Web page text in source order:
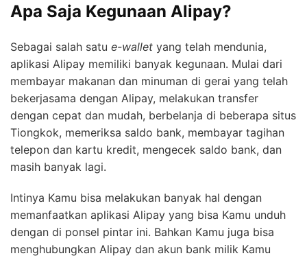
Apa Saja Kegunaan Alipay?
Sebagai salah satu e-wallet yang telah mendunia,
aplikasi Alipay memiliki banyak kegunaan. Mulai dari
membayar makanan dan minuman di gerai yang telah
bekerjasama dengan Alipay, melakukan transfer
dengan cepat dan mudah, berbelanja di beberapa situs
Tiongkok, memeriksa saldo bank, membayar tagihan
telepon dan kartu kredit, mengecek saldo bank, dan
masih banyak lagi.
Intinya Kamu bisa melakukan banyak hal dengan
memanfaatkan aplikasi Alipay yang bisa Kamu unduh
dengan di ponsel pintar ini. Bahkan Kamu juga bisa
menghubungkan Alipay dan akun bank milik Kamu